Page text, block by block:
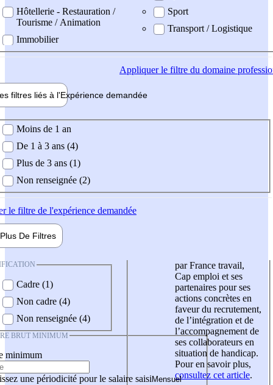
Hôtellerie - Restauration /
Tourisme / Animation
Immobilier
Sport
Transport / Logistique
Appliquerle filtre du domaine
filtres liés à l'Expérience demandée
demandée
Moins de 1 an
De 1 à 3 ans (4)
Plus de 3 ans (1)
Non renseignée (2)
le filtre de l'expérience demandée
Plus De Filtres
Cadre (1)
Non cadre (4)
Non renseignée (4)
BRUT MINIMUM
minimum
une périodicité pour le salaire saisi
par France travail,
Cap emploi et ses
partenaires pour ses
actions concrètes en
faveur du recrutement,
de l’intégration et de
l’accompagnement de
ses collaborateurs en
situation de handicap.
Pour en savoir plus,
consultez cet article.